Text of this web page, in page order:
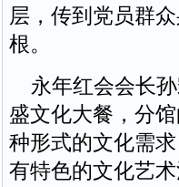
层，传到党员群
根。
永年红会会长孙
盛文化大餐，分
种形式的文化需
有特色的文化艺